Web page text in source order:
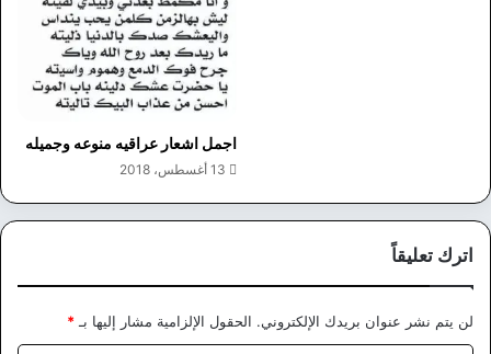
اجمل اشعار عراقيه منوعه وجميله
13 أغسطس، 2018
اترك تعليقاً
لن يتم نشر عنوان بريدك الإلكتروني. الحقول الإلزامية مشار إليها بـ *